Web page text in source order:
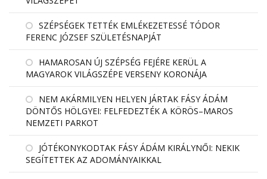
SZÉPSÉGEK TETTÉK EMLÉKEZETESSÉ TÓDOR
FERENC JÓZSEF SZÜLETÉSNAPJÁT
HAMAROSAN ÚJ SZÉPSÉG FEJÉRE KERÜL A
MAGYAROK VILÁGSZÉPE VERSENY KORONÁJA
NEM AKÁRMILYEN HELYEN JÁRTAK FÁSY ÁDÁM
DÖNTŐS HÖLGYEI: FELFEDEZTÉK A KÖRÖS–MAROS
NEMZETI PARKOT
JÓTÉKONYKODTAK FÁSY ÁDÁM KIRÁLYNŐI: NEKIK
SEGÍTETTEK AZ ADOMÁNYAIKKAL